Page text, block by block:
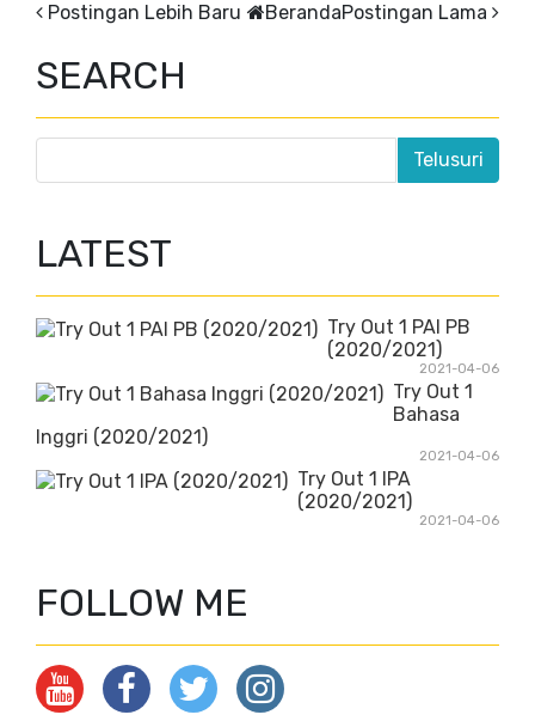
Postingan Lebih Baru Postingan Lama
Beranda
SEARCH
LATEST
Try Out 1 PAI PB
(2020/2021)
2021-04-06
Try Out 1
Bahasa
Inggri (2020/2021)
2021-04-06
Try Out 1 IPA
(2020/2021)
2021-04-06
FOLLOW ME